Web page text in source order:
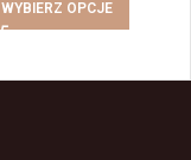
WYBIERZ OPCJE